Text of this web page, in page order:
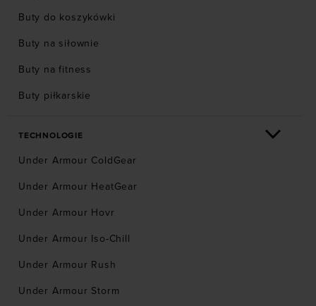
Buty do koszykówki
Buty na siłownie
Buty na fitness
Buty piłkarskie
TECHNOLOGIE
Under Armour ColdGear
Under Armour HeatGear
Under Armour Hovr
Under Armour Iso-Chill
Under Armour Rush
Under Armour Storm